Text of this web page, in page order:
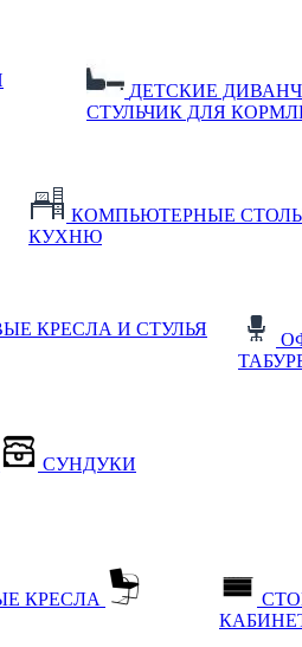
ДЕТСКИЕ
СТУЛЬЧИК ДЛЯ
КОМПЬЮТЕРНЫЕ
КУХНЮ
КРЕСЛА И СТУЛЬЯ
СУНДУКИ
КРЕСЛА